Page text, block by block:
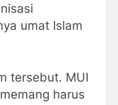
umat Islam
tersebut. MUI
harus